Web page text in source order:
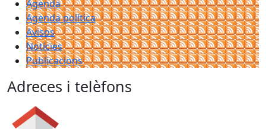
Agenda
Agenda política
Avisos
Notícies
Publicacions
Adreces i telèfons